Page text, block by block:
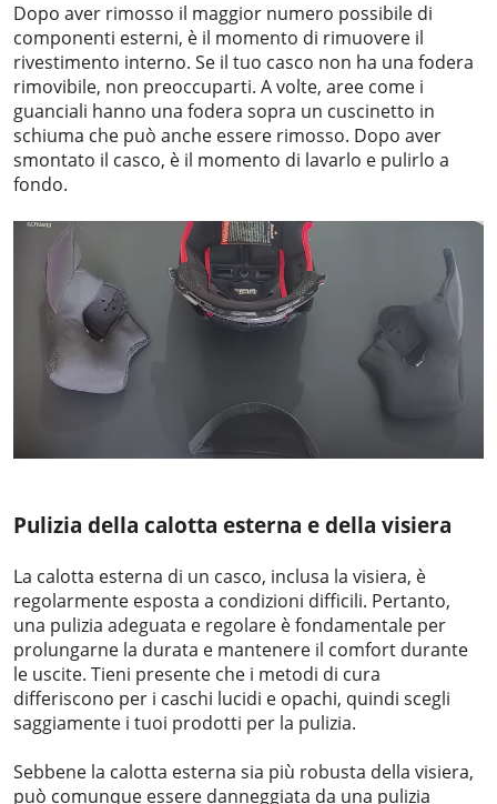
Dopo aver rimosso il maggior numero possibile di
componenti esterni, è il momento di rimuovere il
rivestimento interno. Se il tuo casco non ha una fodera
rimovibile, non preoccuparti. A volte, aree come i
guanciali hanno una fodera sopra un cuscinetto in
schiuma che può anche essere rimosso. Dopo aver
smontato il casco, è il momento di lavarlo e pulirlo a
fondo.
Pulizia della calotta esterna e della visiera
La calotta esterna di un casco, inclusa la visiera, è
regolarmente esposta a condizioni difficili. Pertanto,
una pulizia adeguata e regolare è fondamentale per
prolungarne la durata e mantenere il comfort durante
le uscite. Tieni presente che i metodi di cura
differiscono per i caschi lucidi e opachi, quindi scegli
saggiamente i tuoi prodotti per la pulizia.
Sebbene la calotta esterna sia più robusta della visiera,
può comunque essere danneggiata da una pulizia